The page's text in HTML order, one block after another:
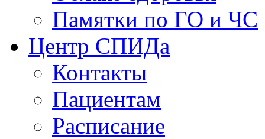
Памятки по ГО и ЧС
Центр СПИДа
Контакты
Пациентам
Расписание